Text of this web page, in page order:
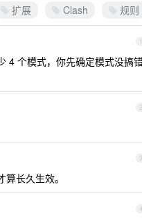
扩展 Clash 规则
1
4 个模式，你先确定模式没搞
2
3
长久生效。
4